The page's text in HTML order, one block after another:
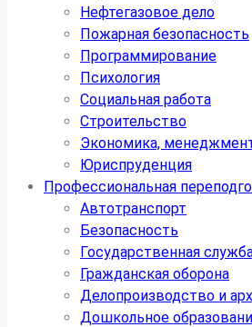
Нефтегазовое дело
Пожарная безопасность
Программирование
Психология
Социальная работа
Строительство
Экономика,
Юриспруденция
Профессиональная
Автотранспорт
Безопасность
Государственная
Гражданская оборона
Делопроизводство и
Дошкольное